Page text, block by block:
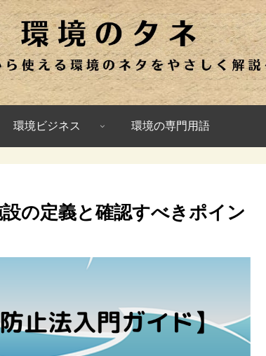
環境ビジネス 環境の専門用語
の定義と確認すべきポイン